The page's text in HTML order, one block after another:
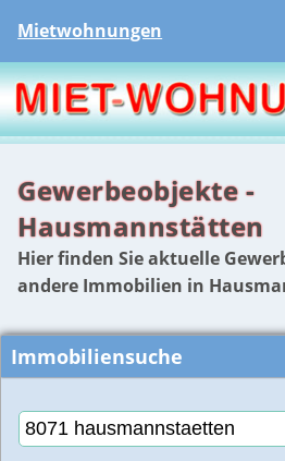
Mietwohnungen
Gewerbeobjekte -
Hausmannstätten
Hier finden Sie aktuelle
andere Immobilien in
Immobiliensuche